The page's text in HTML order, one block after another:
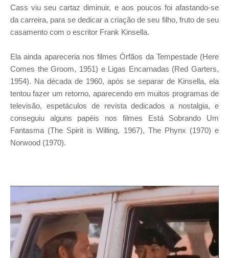
Cass viu seu cartaz diminuir, e aos poucos foi afastando-se
da carreira, para se dedicar a criação de seu filho, fruto de seu
casamento com o escritor Frank Kinsella.
Ela ainda apareceria nos filmes Órfãos da Tempestade (Here
Comes the Groom, 1951) e Ligas Encarnadas (Red Garters,
1954). Na década de 1960, após se separar de Kinsella, ela
tentou fazer um retorno, aparecendo em muitos programas de
televisão, espetáculos de revista dedicados a nostalgia, e
conseguiu alguns papéis nos filmes Está Sobrando Um
Fantasma (The Spirit is Willing, 1967), The Phynx (1970) e
Norwood (1970).